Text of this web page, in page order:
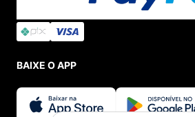
BAIXE O APP